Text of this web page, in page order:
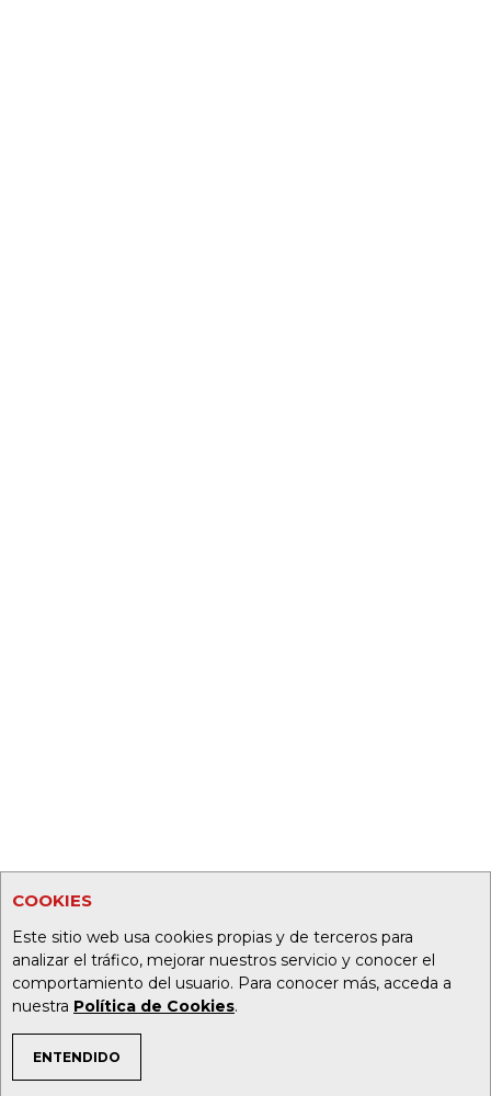
COOKIES
Este sitio web usa cookies propias y de terceros para
analizar el tráfico, mejorar nuestros servicio y conocer el
comportamiento del usuario. Para conocer más, acceda a
nuestra Política de Cookies.
ENTENDIDO
TEMAS DE INTERÉS